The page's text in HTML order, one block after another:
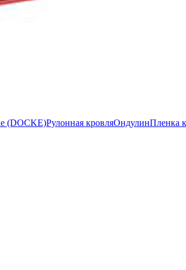
(DOCKE)Рулонная кровляОндулинПленка